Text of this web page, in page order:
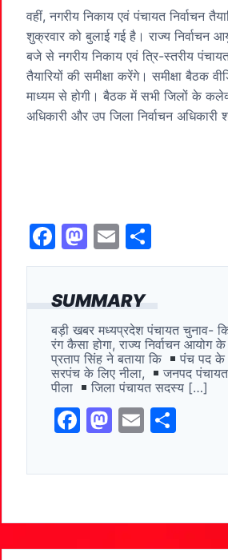
SUMMARY
बड़ी खबर मध्यप्रदेश पंचायत चुनाव-
रंग कैसा होगा, राज्य निर्वाचन
प्रताप सिंह ने बताया कि
पंच पद के
सरपंच के लिए नीला,
जनपद
पीला
जिला पंचायत सदस्य […]
F
c
b
o
M
st
d
o
E
ai ar
वहीं, नगरीय निकाय एवं पंचायत निर्वाचन
शुक्रवार को बुलाई गई है। राज्य निर्वाचन
बजे से नगरीय निकाय एवं त्रि-स्तरीय
तैयारियों की समीक्षा करेंगे। समीक्षा बैठक
माध्यम से होगी। बैठक में सभी जिलों के
अधिकारी और उप जिला निर्वाचन अधिकारी
F
a
c
e
b
o
o
k
M
a
st
o
d
o
n
E
m
ai
l
h